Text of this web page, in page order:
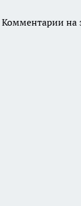
Комментарии на